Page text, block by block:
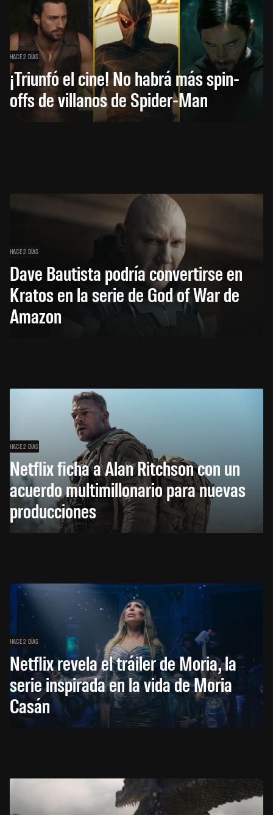
HACE 2 DÍAS
¡Triunfó el cine! No habrá más spin-
offs de villanos de Spider-Man
HACE 2 DÍAS
Dave Bautista podría convertirse en
Kratos en la serie de God of War de
Amazon
HACE 2 DÍAS
Netflix ficha a Alan Ritchson con un
acuerdo multimillonario para nuevas
producciones
HACE 2 DÍAS
Netflix revela el tráiler de Moria, la
serie inspirada en la vida de Moria
Casán